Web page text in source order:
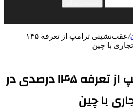
/
عقب‌نشینی ترامپ از تعرفه ۱۴۵
با چین
عقب‌نشینی ترامپ از تعرفه ۱۴۵ درصدی در
با چین